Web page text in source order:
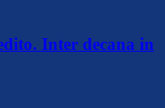
Inter decana in